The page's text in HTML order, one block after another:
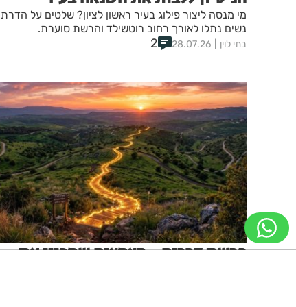
מי מנסה ליצור פילוג בעיר ראשון לציון? שלטים על הדרת
נשים נתלו לאורך רחוב רוטשילד והרשת סוערת.
בתי לוין 28.07.26
2
פרשת דברים - הצמצום שמכוון את